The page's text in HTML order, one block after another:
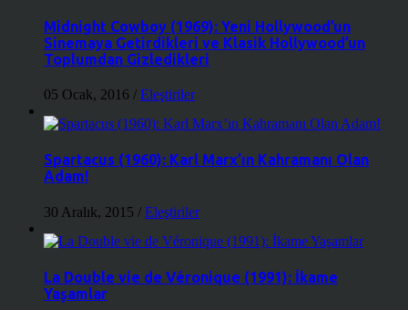
Midnight Cowboy (1969): Yeni Hollywood’un
Sinemaya Getirdikleri ve Klasik Hollywood’un
Toplumdan Gizledikleri
05 Ocak, 2016 / Eleştiriler
Spartacus (1960): Karl Marx’ın Kahramanı Olan
Adam!
30 Aralık, 2015 / Eleştiriler
La Double vie de Véronique (1991): İkame
Yaşamlar